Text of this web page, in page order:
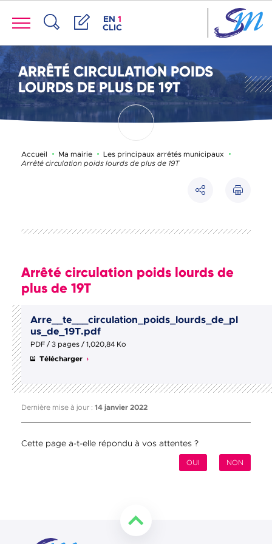
Menu ACCÈS DE LA FENÊTRE DES
EN 1
CLIC
ARRÊTÉ CIRCULATION POIDS
LOURDS DE PLUS DE 19T
Accueil Ma mairie Les principaux arrêtés municipaux
Arrêté circulation poids lourds de plus de 19T
Partager
Imprimer
Arrêté circulation poids lourds de
plus de 19T
Arre__te___circulation_poids_lourds_de_pl
us_de_19T.pdf
PDF / 3 pages / 1,020,84 Ko
Télécharger
Dernière mise à jour : 14 janvier 2022
Cette page a-t-elle répondu à vos attentes ?
NON
OUI
Panneau de gestion des cookies